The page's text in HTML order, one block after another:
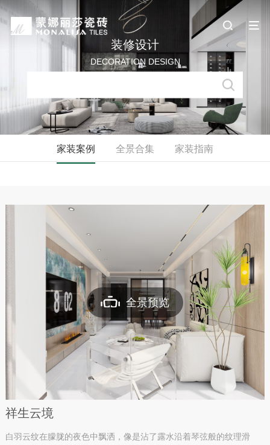
装修设计
DECORATION DESIGN
家装案例 全景合集 家装指南
全景预览
祥生云境
白羽云纹在朦胧的夜色中飘洒，像是沾了露水沿着琴弦般的纹理滑